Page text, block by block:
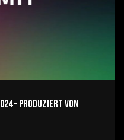
– produziert von